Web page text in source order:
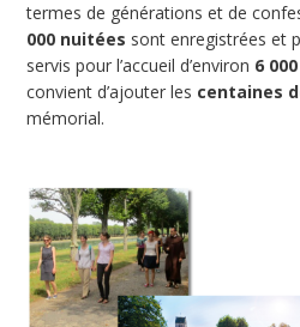
termes de générations et de
000 nuitées sont enregistrées et
servis pour l’accueil d’environ 6
convient d’ajouter les centaines
mémorial.